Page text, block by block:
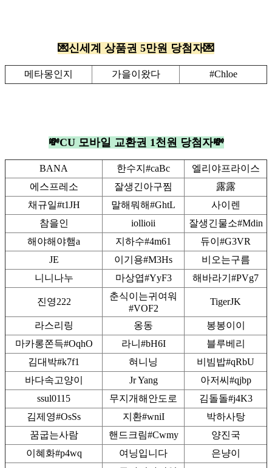
💌신세계 상품권 5만원 당첨자💌
메타몽인지 가을이왔다 #Chloe
💸CU 모바일 교환권 1천원 당첨자💸
BANA 한수지#caBc
엘리야프라이스
에스프레소
잘생긴아구찜
露露
채규일#t1JH
말해뭐해#GhtL
사이렌
참을인
iollioii
잘생긴물소#Mdin
해야해야햄a
지하수#4m61
듀이#G3VR
JE
이기용#M3Hs
비오는구름
니니나누
마상엽#YyF3 해바라기#PVg7
진영222
춘식이는귀여워
#VOF2
TigerJK
라스리링 옹동
봉봉이이
마카롱쫀득#OqhO
라니#bH6I
블루베리
김대박#k7f1
혀니닝
비빔밥#qRbU
바다속고양이
Jr Yang
아저씨#qjbp
ssul0115
무지개해안도로
김돌돌#j4K3
김제영#OsSs
지환#wniI
박하사탕
꿈굽는사람
핸드크림#Cwmy
양진국
이혜화#p4wq
여닝입니다
은냥이